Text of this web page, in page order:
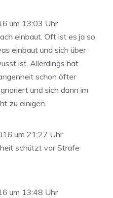
um 13:03 Uhr
einbaut. Oft ist es ja so,
einbaut und sich über
ist. Allerdings hat
schon öfter
und sich dann im
zu einigen.
um 21:27 Uhr
schützt vor Strafe
um 13:48 Uhr